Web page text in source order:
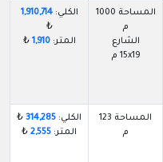
المساحة 1000
م
الشارع
15x19 م
الكلي:1,910,714
₺
المتر:1,910
₺
المساحة 123
م
الكلي: 314,285
₺
المتر: 2,555
₺